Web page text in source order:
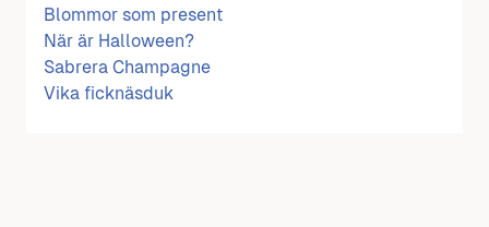
Blommor som present
När är Halloween?
Sabrera Champagne
Vika ficknäsduk